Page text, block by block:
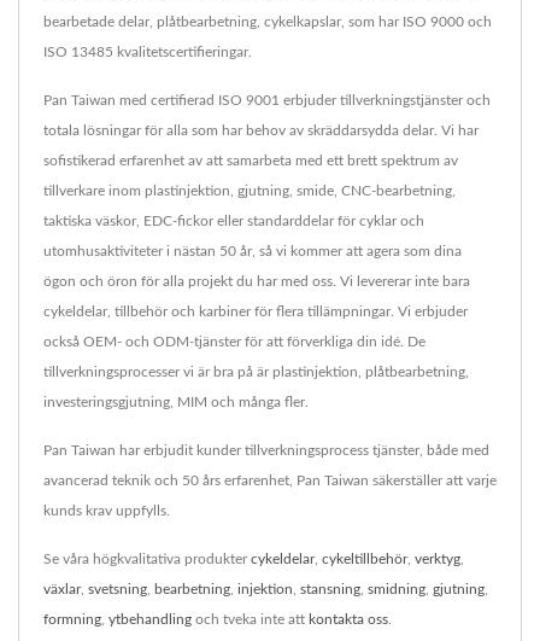
bearbetade delar, plåtbearbetning, cykelkapslar, som har ISO 9000 och
ISO 13485 kvalitetscertifieringar.
Pan Taiwan med certifierad ISO 9001 erbjuder tillverkningstjänster och
totala lösningar för alla som har behov av skräddarsydda delar. Vi har
sofistikerad erfarenhet av att samarbeta med ett brett spektrum av
tillverkare inom plastinjektion, gjutning, smide, CNC-bearbetning,
taktiska väskor, EDC-fickor eller standarddelar för cyklar och
utomhusaktiviteter i nästan 50 år, så vi kommer att agera som dina
ögon och öron för alla projekt du har med oss. Vi levererar inte bara
cykeldelar, tillbehör och karbiner för flera tillämpningar. Vi erbjuder
också OEM- och ODM-tjänster för att förverkliga din idé. De
tillverkningsprocesser vi är bra på är plastinjektion, plåtbearbetning,
investeringsgjutning, MIM och många fler.
Pan Taiwan har erbjudit kunder tillverkningsprocess tjänster, både med
avancerad teknik och 50 års erfarenhet, Pan Taiwan säkerställer att varje
kunds krav uppfylls.
Se våra högkvalitativa produktercykeldelar, cykeltillbehör, verktyg
växlar, svetsning bearbetning injektion stansning smidning gjutning
formning ytbehandling och tveka inte att kontakta oss